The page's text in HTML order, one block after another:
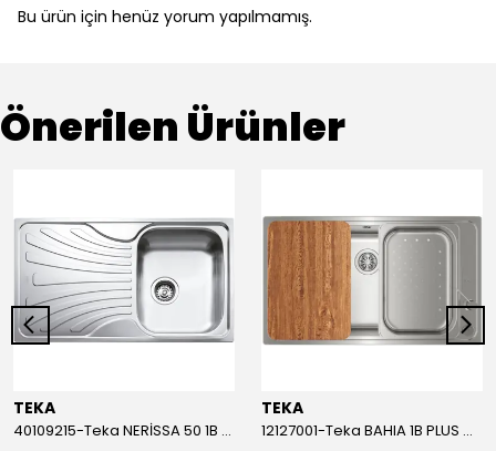
Bu ürün için henüz yorum yapılmamış.
Önerilen Ürünler
TEKA
40109215-Teka NERİSSA 50 1B 1D Sol Çelik Eviye
TEKA
12127001-Teka BAHIA 1B PLUS Çelik Eviye